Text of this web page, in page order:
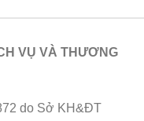
VỤ VÀ THƯƠNG
do Sở KH&ĐT